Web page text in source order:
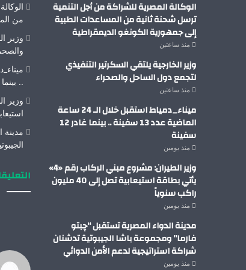
الوكالة المصرية للشراكة من أجل التنمية
ترسل شحنة ثانية من المساعدات الطبية
إلى جمهورية الكونغو الديمقراطية
منذ ساعتين
وزير الخارجية يلتقي السكرتير التنفيذي
لتجمع دول الساحل والصحراء
منذ ساعتين
ميناء_دمياط استقبل خلال الـ 24 ساعة
الماضية عدد 13 سفينة .. بينما غادر 12
سفينة
منذ يومين
وزير الطيران: مشروع مبني الركاب رقم «4»
يأتي بطاقة استيعابية تصل إلى 40 مليون
راكب سنوياً
منذ يومين
مدينة الدواء المصرية تستقبل “چبتو
فارما” ومجموعة باشا الجيبوتية تدشنان
شراكة استراتيجية لدعم الأمن الدوائي
منذ يومين
من
وزير
.. بينما غادر
استيعابية
مدينة